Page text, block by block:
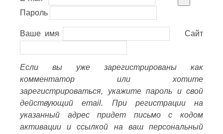
Пароль
Ваше имя Сайт
Если вы уже зарегистрированы как
комментатор или хотите
зарегистрироваться, укажите пароль и свой
действующий email. При регистрации на
указанный адрес придет письмо с кодом
активации и ссылкой на ваш персональный